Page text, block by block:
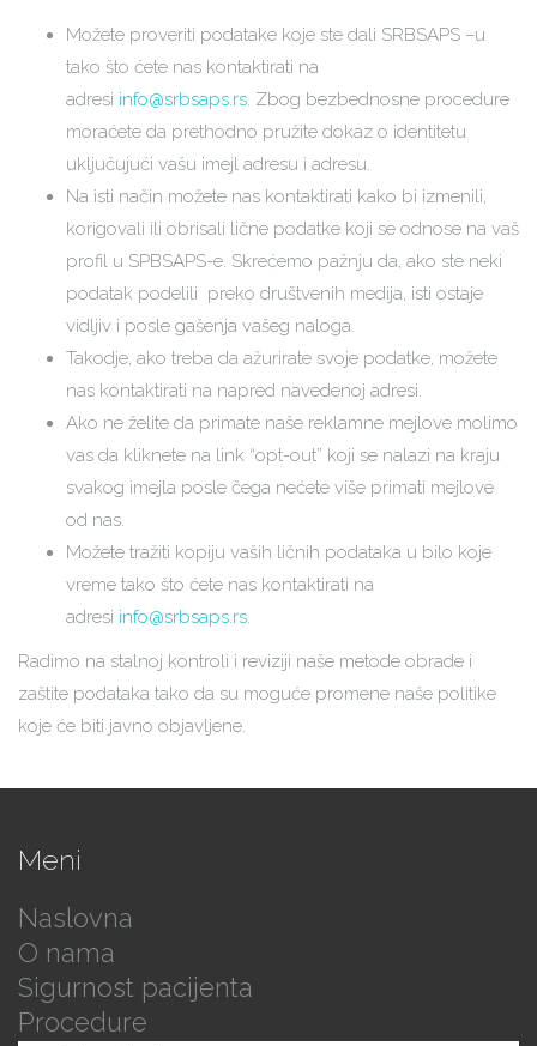
Možete proveriti podatake koje ste dali SRBSAPS –u
tako što ćete nas kontaktirati na
adresi info@srbsaps.rs. Zbog bezbednosne procedure
moraćete da prethodno pružite dokaz o identitetu
uključujući vašu imejl adresu i adresu.
Na isti način možete nas kontaktirati kako bi izmenili,
korigovali ili obrisali lične podatke koji se odnose na vaš
profil u SPBSAPS-e. Skrećemo pažnju da, ako ste neki
podatak podelili preko društvenih medija, isti ostaje
vidljiv i posle gašenja vašeg naloga.
Takodje, ako treba da ažurirate svoje podatke, možete
nas kontaktirati na napred navedenoj adresi.
Ako ne želite da primate naše reklamne mejlove molimo
vas da kliknete na link “opt-out” koji se nalazi na kraju
svakog imejla posle čega nećete više primati mejlove
od nas.
Možete tražiti kopiju vaših ličnih podataka u bilo koje
vreme tako što ćete nas kontaktirati na
adresi info@srbsaps.rs.
Radimo na stalnoj kontroli i reviziji naše metode obrade i
zaštite podataka tako da su moguće promene naše politike
koje će biti javno objavljene.
Meni
Naslovna
O nama
Sigurnost pacijenta
Procedure